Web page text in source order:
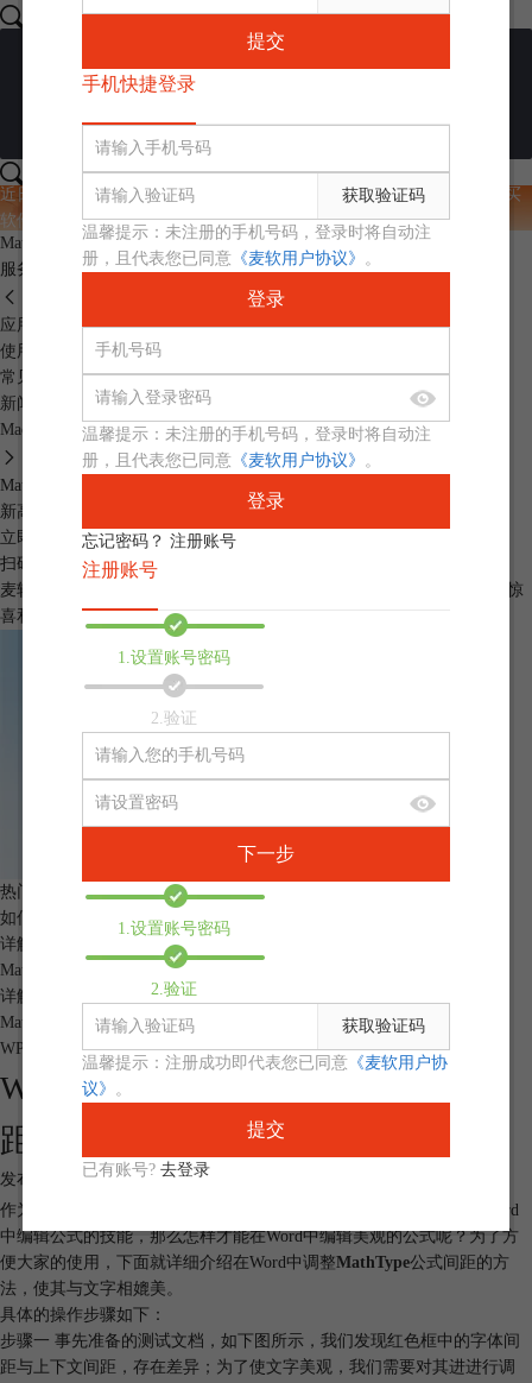
提交
手机快捷登录
获取验证码
温馨提示：未注册的手机号码，登录时将自动注
册，且代表您已同意 《麦软用户协议》 。
登录
温馨提示：未注册的手机号码，登录时将自动注
册，且代表您已同意 《麦软用户协议》 。
登录
忘记密码？ 注册账号
注册账号
1.设置账号密码
2.验证
下一步
1.设置账号密码
2.验证
获取验证码
温馨提示：注册成功即代表您已同意 《麦软用户协
议》
。
提交
已有账号? 去登录
近日出现山寨产品仿冒MathType，请大家提高警惕谨防被骗，下载/购买
软件认准 www.mathtype.cn
MathType中文网>使用技巧> Word中如何调整MathType公式的间距
服务中心
应用范围
使用技巧
常见问题
新闻期刊
Mac新闻
MathType 7
新高度 新起点
立即购买
扫码加入群
麦软秒杀特价群，天天特价商品，低至1元，立即扫码关注，获得更多惊
喜和优惠哦！
热门文章
如何在MathType输入空格
详解MathType中如何批量修改公式字体和大小
MathType初级教程：如何安装MathType
详解如何将MathType嵌入word中
MathType 7安装和换机教程
WPS中如何使用MathType插入公式
Word中如何调整MathType公式的间
距
发布时间：2017-02-03 10: 42: 22
作为一名理工科的学生，经常会面对一大堆公式，那么就要掌握在Word
中编辑公式的技能，那么怎样才能在Word中编辑美观的公式呢？为了方
便大家的使用，下面就详细介绍在Word中调整MathType公式间距的方
法，使其与文字相媲美。
具体的操作步骤如下：
步骤一 事先准备的测试文档，如下图所示，我们发现红色框中的字体间
距与上下文间距，存在差异；为了使文字美观，我们需要对其进进行调